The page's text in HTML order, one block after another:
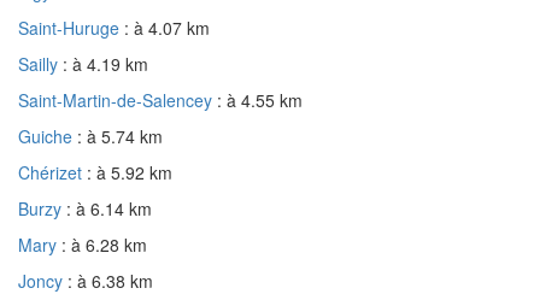
Saint-Huruge : à 4.07 km
Sailly : à 4.19 km
Saint-Martin-de-Salencey : à 4.55 km
Guiche : à 5.74 km
Chérizet : à 5.92 km
Burzy : à 6.14 km
Mary : à 6.28 km
Joncy : à 6.38 km